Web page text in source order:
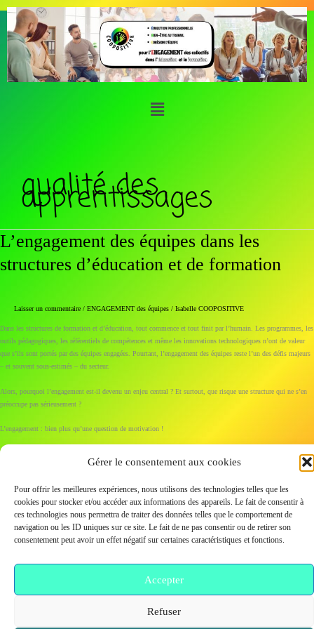
Gérer le consentement aux cookies
Pour offrir les meilleures expériences, nous utilisons des technologies telles que les
cookies pour stocker et/ou accéder aux informations des appareils. Le fait de consentir à
ces technologies nous permettra de traiter des données telles que le comportement de
navigation ou les ID uniques sur ce site. Le fait de ne pas consentir ou de retirer son
consentement peut avoir un effet négatif sur certaines caractéristiques et fonctions.
Accepter
Refuser
contenu
Menu
qualité des
apprentissages
L’engagement des équipes dans les
structures d’éducation et de formation
Laisser un commentaire / ENGAGEMENT des équipes / Isabelle COOPOSITIVE
Dans les structures de formation et d’éducation, tout commence et tout finit par l’humain. Les programmes, les
outils pédagogiques, les référentiels de compétences et même les innovations technologiques n’ont de valeur
que s’ils sont portés par des équipes engagées. Pourtant, l’engagement des équipes reste l’un des défis majeurs
– et souvent sous-estimés – du secteur.
Alors, pourquoi l’engagement est-il devenu un enjeu central ? Et surtout, que risque une structure qui ne s’en
préoccupe pas sérieusement ?
L’engagement : bien plus qu’une question de motivation !
ce
bo
ok
wi
tte
r
E
m
ail
M
es
se
ng
er
Pa
rt
ag
er
L’engagement
des
équipes
d’éducation
Lire la suite »
Menu